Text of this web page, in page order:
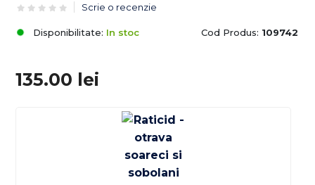
Scrie o recenzie
Disponibilitate: In stoc Cod Produs: 109742
135.00 lei